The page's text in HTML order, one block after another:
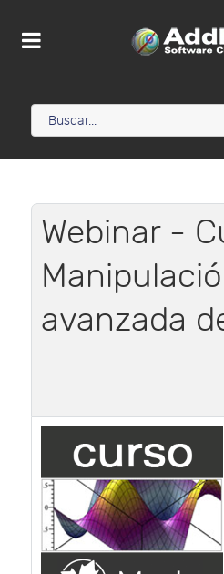
Webinar -
avanzada